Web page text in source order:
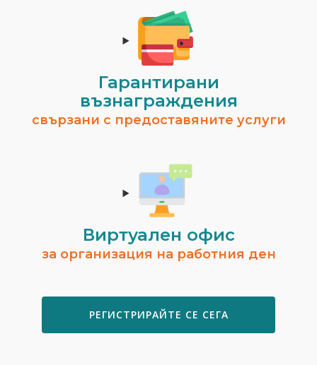
Гарантирани
възнаграждения
свързани с предоставяните услуги
Виртуален офис
за организация на работния ден
РЕГИСТРИРАЙТЕ СЕ СЕГА